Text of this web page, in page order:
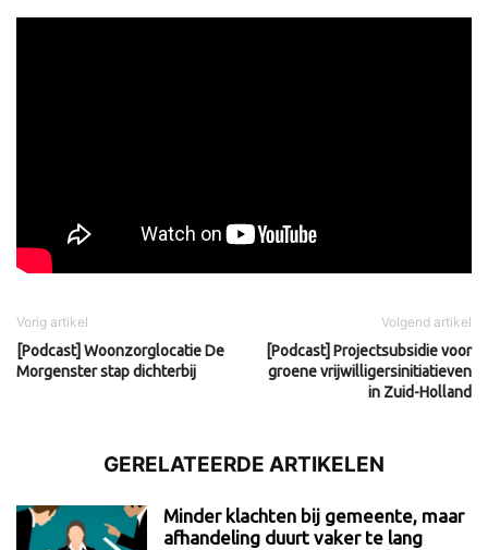
Vorig artikel
[Podcast] Woonzorglocatie De
Morgenster stap dichterbij
Volgend artikel
[Podcast] Projectsubsidie voor
groene vrijwilligersinitiatieven
in Zuid-Holland
GERELATEERDE ARTIKELEN
Minder klachten bij gemeente, maar
afhandeling duurt vaker te lang